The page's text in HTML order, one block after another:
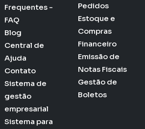
Frequentes -
FAQ
Blog
Central de
Ajuda
Contato
Sistema de
gestão
empresarial
Sistema para
Pedidos
Estoque e
Compras
Financeiro
Emissão de
Notas Fiscais
Gestão de
Boletos